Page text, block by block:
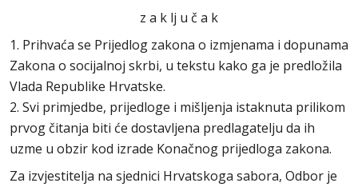
z a k lj u č a k
1. Prihvaća se Prijedlog zakona o izmjenama i dopunama
Zakona o socijalnoj skrbi, u tekstu kako ga je predložila
Vlada Republike Hrvatske.
2. Svi primjedbe, prijedloge i mišljenja istaknuta prilikom
prvog čitanja biti će dostavljena predlagatelju da ih
uzme u obzir kod izrade Konačnog prijedloga zakona.
Za izvjestitelja na sjednici Hrvatskoga sabora, Odbor je